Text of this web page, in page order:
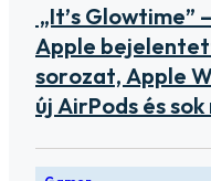
„It’s Glowtime”
Apple
sorozat, Apple
új AirPods és sok